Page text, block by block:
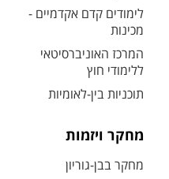
לימודים קדם אקדמיים -
מכינות
המרכז האוניברסיטאי
ללימודי חוץ
תוכניות בין-לאומיות
מחקר ויזמות
מחקר בבן-גוריון